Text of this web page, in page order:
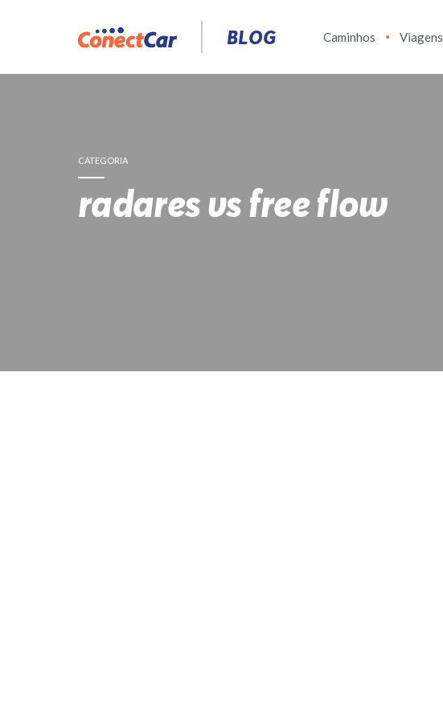
BLOG Caminhos Viagens
CATEGORIA
radares vs free flow